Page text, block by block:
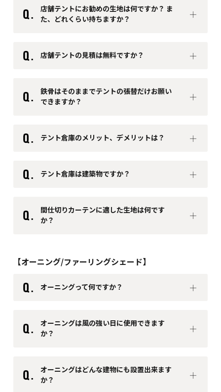
店舗テントにお勧めの生地は何ですか？ ま
た、どれくらい持ちますか？
ニューパスティ
ハリケー
ン
店舗テントの見積は無料ですか？
鉄骨はそのままでテントの張替だけお願い
できますか？
テント倉庫のメリット、デメリットは？
・ 軽くて柔軟なので、他の建設方法に比べて設置できる
デメリット
・ 防犯性が少し弱く、安心感に欠ける場合があります
テント倉庫は建築物ですか？
間仕切りカーテンに適した生地は何です
か？
ポリン生地
【オーニング/ファーリングシェード】
オーニングって何ですか？
オーニングは風の強い日に使用できます
か？
オーニングはどんな建物にも設置出来ます
か？